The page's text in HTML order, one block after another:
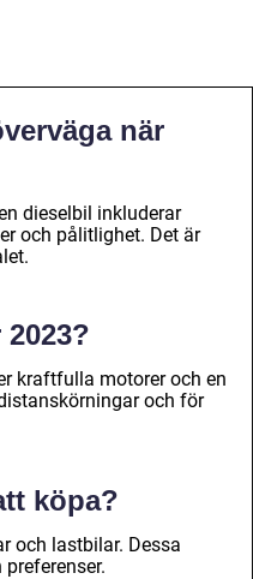
när
dieselbil inkluderar
och pålitlighet. Det är
kraftfulla motorer och en
och för
köpa?
och lastbilar. Dessa